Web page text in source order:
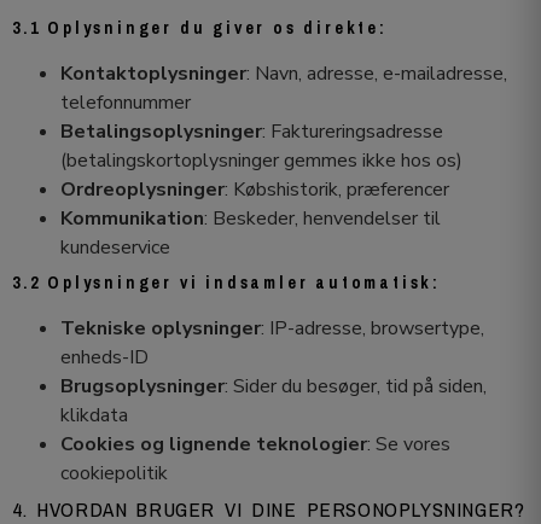
3.1 Oplysninger du giver os direkte:
Kontaktoplysninger: Navn, adresse, e-mailadresse,
telefonnummer
Betalingsoplysninger: Faktureringsadresse
(betalingskortoplysninger gemmes ikke hos os)
Ordreoplysninger: Købshistorik, præferencer
Kommunikation: Beskeder, henvendelser til
kundeservice
3.2 Oplysninger vi indsamler automatisk:
Tekniske oplysninger: IP-adresse, browsertype,
enheds-ID
Brugsoplysninger: Sider du besøger, tid på siden,
klikdata
Cookies og lignende teknologier: Se vores
cookiepolitik
4. HVORDAN BRUGER VI DINE PERSONOPLYSNINGER?